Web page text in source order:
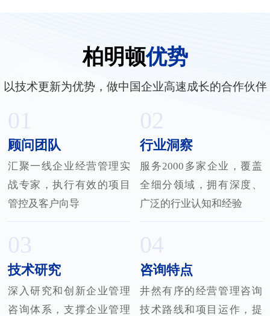
柏明顿优势
以技术更新为优势，做中国企业高速成长的合作伙伴
01
顾问团队
汇聚一线企业经营管理实
战专家，执行有效的项目
管控及客户向导
02
行业洞察
服务2000多家企业，覆盖
全细分领域，拥有深度、
广泛的行业认知和经验
03
技术研究
深入研究和创新企业管理
咨询体系，支撑企业管理
04
咨询特点
井然有序的经营管理咨询
技术路线和项目运作，提